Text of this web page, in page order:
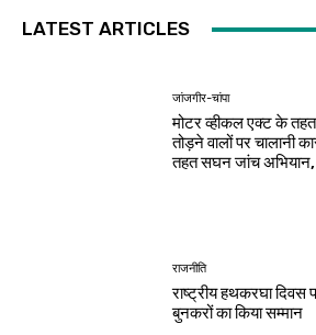
LATEST ARTICLES
जांजगीर-चांपा
मोटर व्हीकल एक्ट के
तोड़ने वालों पर चालानी
तहत सघन जांच अभियान,
राजनीति
राष्ट्रीय हथकरघा दिवस
बुनकरों का किया सम्मान